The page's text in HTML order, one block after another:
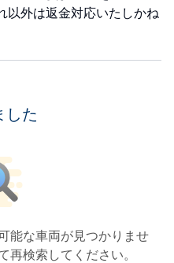
以外は返金対応いたしかね
した
能な車両が見つかりませ
再検索してください。